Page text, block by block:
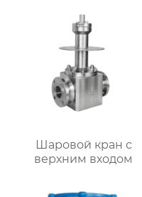
Шаровой кран с
верхним входом